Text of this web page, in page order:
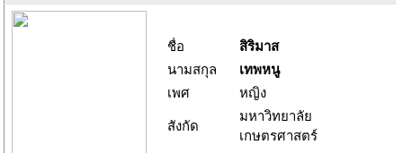
ชื่อ
สิริมาส
นามสกุล
เทพหนู
เพศ
หญิง
สังกัด
มหาวิทยาลัย
เกษตรศาสตร์